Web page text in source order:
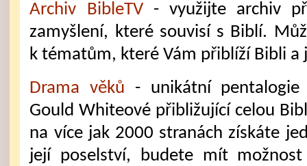
Archiv BibleTV- využijte archiv
zamyšlení, které souvisí s Biblí.
k tématům, které Vám přiblíží Bibli a
Drama věků - unikátní pentalogie
Gould Whiteové přibližující celou
na více jak 2000 stranách získáte
její poselství, budete mít